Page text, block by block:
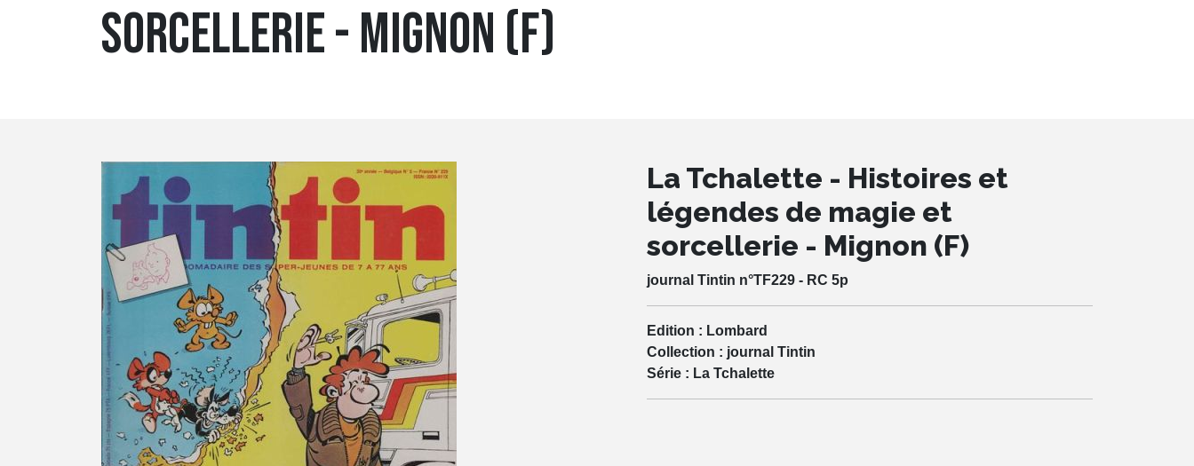
SORCELLERIE - MIGNON (F)
La Tchalette - Histoires et
légendes de magie et
sorcellerie - Mignon (F)
journal Tintin n°TF229 - RC 5p
Edition : Lombard
Collection : journal Tintin
Série : La Tchalette